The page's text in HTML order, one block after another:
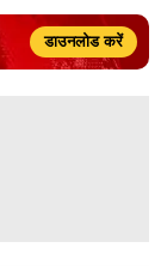
डाउनलोड करें